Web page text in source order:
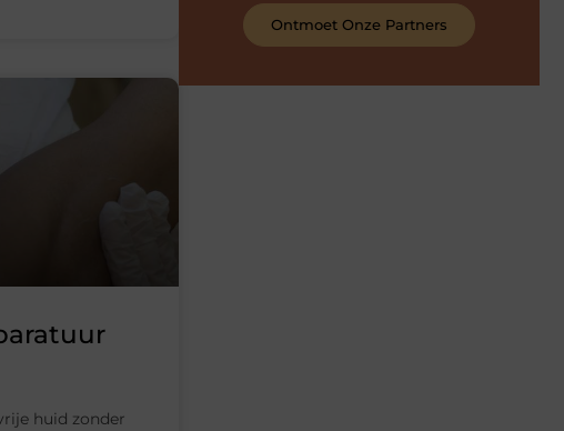
Ontmoet Onze Partners
huid zonder